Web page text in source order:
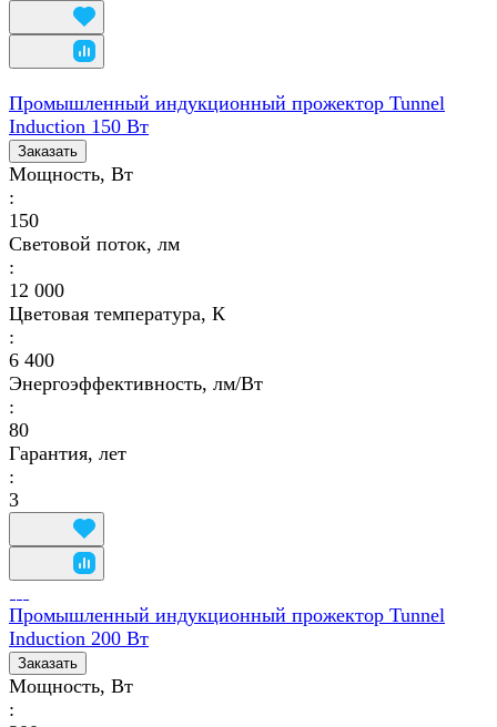
Промышленный индукционный прожектор Tunnel
Induction 150 Вт
Заказать
Мощность, Вт
:
150
Световой поток, лм
:
12 000
Цветовая температура, К
:
6 400
Энергоэффективность, лм/Вт
:
80
Гарантия, лет
:
3
Промышленный индукционный прожектор Tunnel
Induction 200 Вт
Заказать
Мощность, Вт
: